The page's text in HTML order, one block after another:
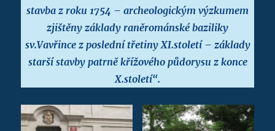
stavba z roku 1754 – archeologickým výzkumem
zjištěny základy raněrománské baziliky
sv.Vavřince z poslední třetiny XI.století – základy
starší stavby patrně křížového půdorysu z konce
X.století“.